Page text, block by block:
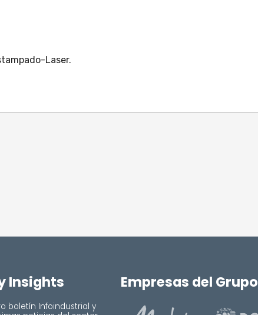
Laser.
Insights
boletín Infoindustrial y
Empresas del Grupo